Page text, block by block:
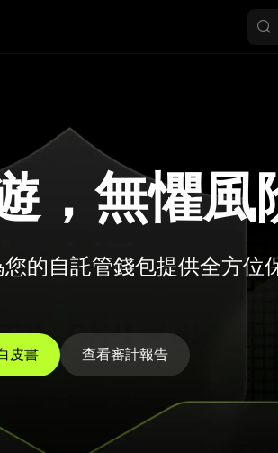
，無懼風
的自託管錢包提供全方位
皮書 查看審計報告